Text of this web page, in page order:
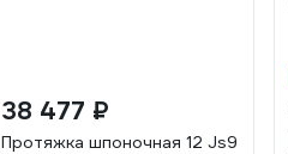
38 477 ₽
Протяжка шпоночная 12 Js9